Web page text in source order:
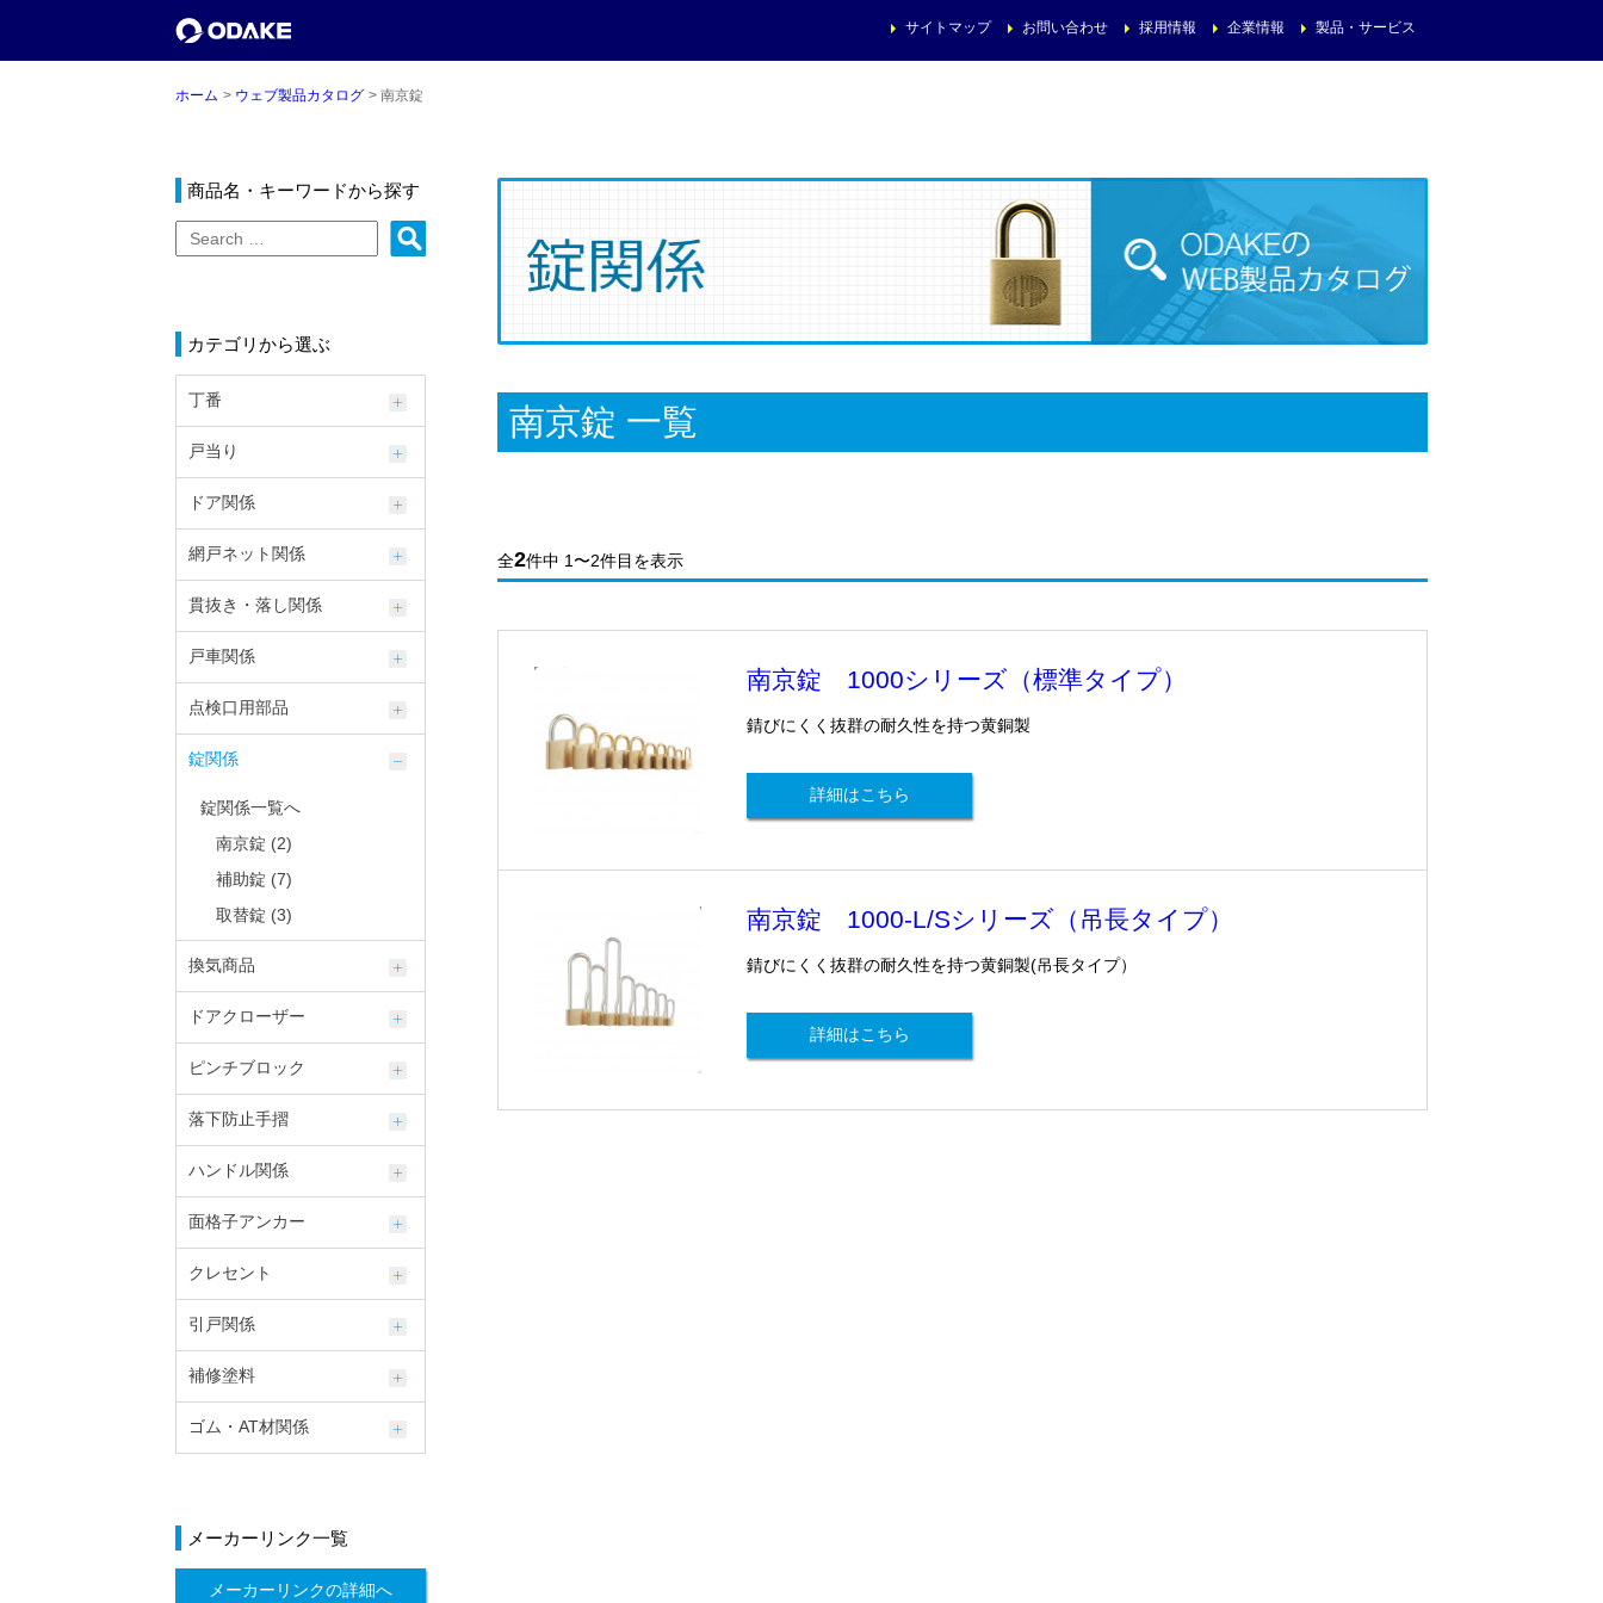
製品・サービス
企業情報
採用情報
お問い合わせ
サイトマップ
ホーム ウェブ製品カタログ 南京錠
南京錠 一覧
全2件中 1〜2件目を表示
南京錠 1000シリーズ（標準タイプ）
錆びにくく抜群の耐久性を持つ黄銅製
詳細はこちら
南京錠 1000-L/Sシリーズ（吊長タイプ）
錆びにくく抜群の耐久性を持つ黄銅製(吊長タイプ）
詳細はこちら
商品名・キーワードから探す
カテゴリから選ぶ
丁番
戸当り
ドア関係
網戸ネット関係
貫抜き・落し関係
戸車関係
点検口用部品
錠関係
錠関係一覧へ
南京錠 (2)
補助錠 (7)
取替錠 (3)
換気商品
ドアクローザー
ピンチブロック
落下防止手摺
ハンドル関係
面格子アンカー
クレセント
引戸関係
補修塗料
ゴム・AT材関係
メーカーリンク一覧
メーカーリンクの詳細へ